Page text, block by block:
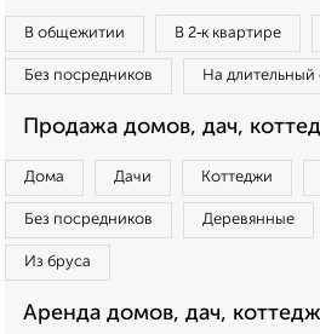
В общежитии В 2‑к квартире
Без посредников На длительный
Продажа домов, дач,
Дома Дачи Коттеджи
Без посредников Деревянные
Из бруса
Аренда домов, дач,